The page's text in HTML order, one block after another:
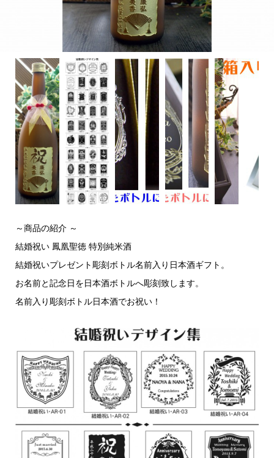
～商品の紹介 ～
結婚祝い 鳳凰聖徳 特別純米酒
結婚祝いプレゼント彫刻ボトル名前入り日本酒ギフト。
お名前と記念日を日本酒ボトルへ彫刻致します。
名前入り彫刻ボトル日本酒でお祝い！